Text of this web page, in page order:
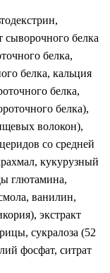
сыворочного белка
белка,
белка, кальция
белка,
белка),
волокон),
со средней
кукурузный
глютамина,
ванилин,
экстракт
сукралоза (52
фосфат, ситрат